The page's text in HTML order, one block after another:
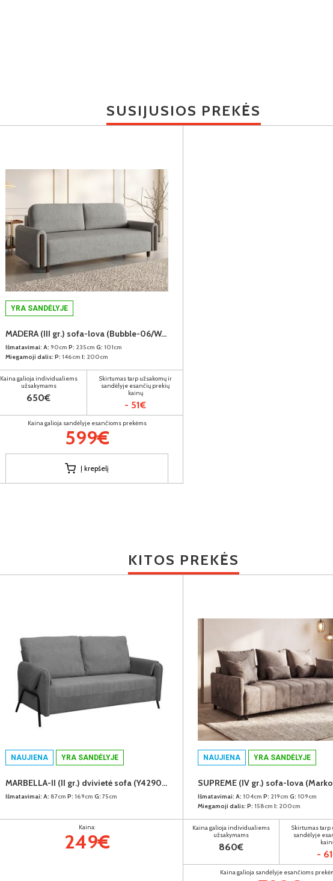
SUSIJUSIOS PREKĖS
YRA SANDĖLYJE
MADERA (III gr.) sofa-lova (Bubble-06/Wenge)
Išmatavimai: A: 90cm P: 235cm G: 101cm
Miegamoji dalis: P: 146cm I: 200cm
Kaina galioja individualiems
užsakymams
650€
Skirtumas tarp užsakomų ir
sandėlyje esančių prekių
kainų
- 51€
Kaina galioja sandėlyje esančioms prekėms
599€
Į krepšelį
KITOS PREKĖS
NAUJIENA YRA SANDĖLYJE
MARBELLA-II (II gr.) dvivietė sofa (Y429074 Pilkas)
Išmatavimai: A: 87cm P: 169cm G: 75cm
Kaina:
249€
NAUJIENA YRA SANDĖLYJE
Išmatavimai: A: 104cm P: 219cm G: 109cm
Miegamoji dalis: P: 158cm I: 200cm
Kaina galioja individualiems
užsakymams
860€
Skirtumas tarp
sandėlyje
-
Kaina galioja sandėlyje esančioms